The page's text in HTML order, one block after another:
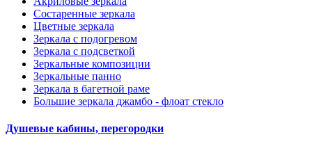
Состаренные зеркала
Цветные зеркала
Зеркала с подогревом
Зеркала с подсветкой
Зеркальные композиции
Зеркальные панно
Зеркала в багетной раме
Большие зеркала джамбо - флоат стекло
Душевые кабины, перегородки